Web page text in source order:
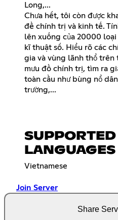
Long,...
Chưa hết, tôi còn được
đề chính trị và kinh tế.
lên xuống của 20000
kĩ thuật số. Hiểu rõ các
gia và vùng lãnh thổ trên
mưu đồ chính trị, tìm ra
toàn cầu như bùng nổ
trường,...
SUPPORTED
LANGUAGES
Vietnamese
Join Server
Share